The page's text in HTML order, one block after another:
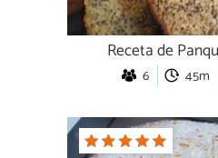
Receta de
6 45m